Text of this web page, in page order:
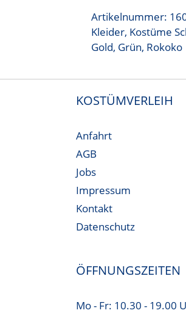
Artikelnummer:
Kleider, Kostüme
Gold, Grün, Rokoko
KOSTÜMVERLEIH
Anfahrt
AGB
Jobs
Impressum
Kontakt
Datenschutz
ÖFFNUNGSZEITEN
Mo - Fr: 10.30 - 19.00